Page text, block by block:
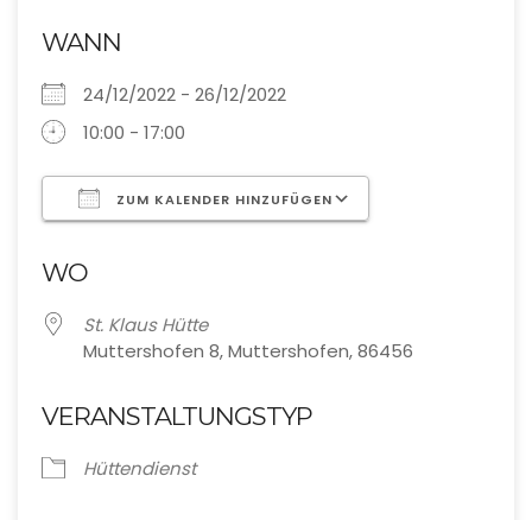
WANN
24/12/2022 - 26/12/2022
10:00 - 17:00
ZUM KALENDER HINZUFÜGEN
WO
St. Klaus Hütte
Muttershofen 8, Muttershofen, 86456
VERANSTALTUNGSTYP
Hüttendienst